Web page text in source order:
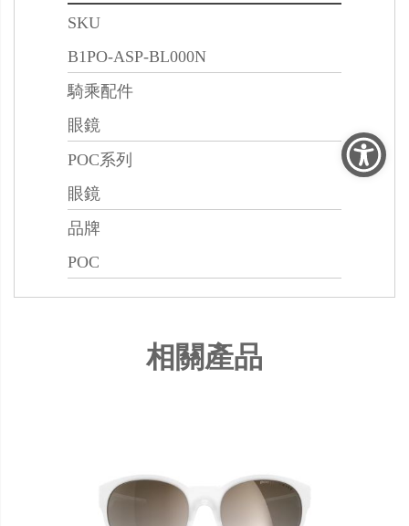
SKU
B1PO-ASP-BL000N
騎乘配件
眼鏡
POC系列
眼鏡
品牌
POC
相關產品